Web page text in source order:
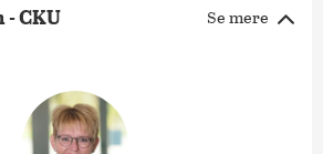
CKU Se mere